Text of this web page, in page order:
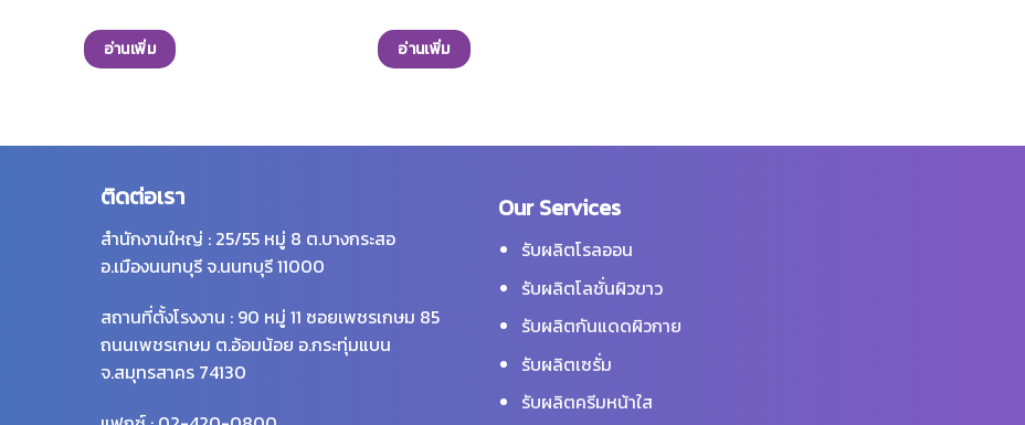
จนถึงภายนอก พร้อมทั้งช่วยปกป้องผิว
จากมลภาวะ ผสานอีกขึ้นด้วยคอลลาเจน
อ่านเพิ่ม
พลังความชุ่มชื้นให้ผิวได้อย่างล้ำลึก และ
ยาวนาน เผยผิวอ่อนนุ่มดูมีน้ำมีนวลอย่าง
อ่านเพิ่ม
ติดต่อเรา
สำนักงานใหญ่ : 25/55 หมู่ 8 ต.บางกระสอ
อ.เมืองนนทบุรี จ.นนทบุรี 11000
สถานที่ตั้งโรงงาน : 90 หมู่ 11 ซอยเพชรเกษม 85
ถนนเพชรเกษม ต.อ้อมน้อย อ.กระทุ่มแบน
จ.สมุทรสาคร 74130
Our Services
รับผลิตโรลออน
รับผลิตโลชั่นผิวขาว
รับผลิตกันแดดผิวกาย
รับผลิตเซรั่ม
รับผลิตครีมหน้าใส